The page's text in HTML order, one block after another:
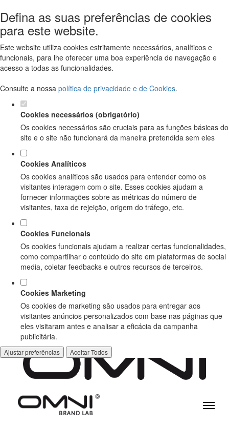
Defina as suas preferências de cookies
para este website.
Este website utiliza cookies estritamente necessários, analíticos e
funcionais, para lhe oferecer uma boa experiência de navegação e
acesso a todas as funcionalidades.
Consulte a nossa política de privacidade e de Cookies.
Cookies necessários (obrigatório)
Os cookies necessários são cruciais para as funções básicas do
site e o site não funcionará da maneira pretendida sem eles
Cookies Analíticos
Os cookies analíticos são usados para entender como os
visitantes interagem com o site. Esses cookies ajudam a
fornecer informações sobre as métricas do número de
visitantes, taxa de rejeição, origem do tráfego, etc.
Cookies Funcionais
Os cookies funcionais ajudam a realizar certas funcionalidades,
como compartilhar o conteúdo do site em plataformas de social
media, coletar feedbacks e outros recursos de terceiros.
Cookies Marketing
Os cookies de marketing são usados para entregar aos
visitantes anúncios personalizados com base nas páginas que
eles visitaram antes e analisar a eficácia da campanha
publicitária.
Ajustar preferências Aceitar Todos